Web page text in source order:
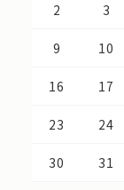
2 3
9 10
16 17
23 24
30 31